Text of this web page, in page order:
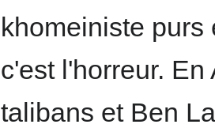
khomeiniste purs
c'est l'horreur.
talibans et Ben